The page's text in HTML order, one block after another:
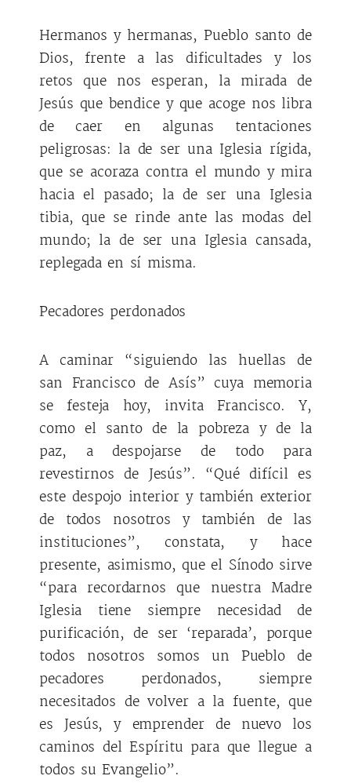
Hermanos y hermanas, Pueblo santo de
Dios, frente a las dificultades y los
retos que nos esperan, la mirada de
Jesús que bendice y que acoge nos libra
de caer en algunas tentaciones
peligrosas: la de ser una Iglesia rígida,
que se acoraza contra el mundo y mira
hacia el pasado; la de ser una Iglesia
tibia, que se rinde ante las modas del
mundo; la de ser una Iglesia cansada,
replegada en sí misma.
Pecadores perdonados
A caminar “siguiendo las huellas de
san Francisco de Asís” cuya memoria
se festeja hoy, invita Francisco. Y,
como el santo de la pobreza y de la
paz, a despojarse de todo para
revestirnos de Jesús”. “Qué difícil es
este despojo interior y también exterior
de todos nosotros y también de las
instituciones”, constata, y hace
presente, asimismo, que el Sínodo sirve
“para recordarnos que nuestra Madre
Iglesia tiene siempre necesidad de
purificación, de ser ‘reparada’, porque
todos nosotros somos un Pueblo de
pecadores perdonados, siempre
necesitados de volver a la fuente, que
es Jesús, y emprender de nuevo los
caminos del Espíritu para que llegue a
todos su Evangelio”.